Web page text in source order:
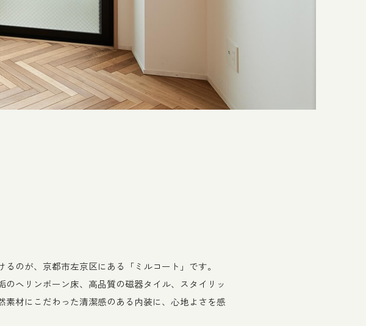
のが、京都市左京区にある「ミルコート」です。
ヘリンボーン床、高品質の磁器タイル、スタイリッ
材にこだわった清潔感のある内装に、心地よさを感